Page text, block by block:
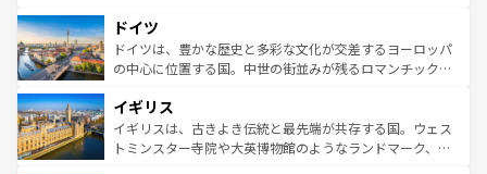
せる。地方によって風土や気候が異なるスペインはその個
性で訪れる人を魅了する。 なお、新着のスペイン情報は コ
ンテンツ一覧を参照してほしい。
で、幅広い魅力が詰まっている。華麗な宮殿、歴史的な大
聖堂、美しいビーチ、そして豊かな自然が、訪れる者を心
から魅了する。また、フランスは美食の国としても知ら
いる。シャンパンの発祥地であるランス、プロヴァンスの
香り高いラベンダー畑など、多彩な楽しみ方が可能だ。さ
らに、パリ以外の地域にも魅力が溢れており、どの街角に
ドイツ
ドイツは、豊かな歴史と多彩な文化が交差するヨーロッパ
の中心に位置する国。中世の街並みが残るロマンチック街
顔を持つこの国は、どこを歩いても飽きることがない。ベ
ルリンの文化的活気、バイエルン州のアルプスの絶景、そ
してライン川沿いのワイン畑といった風景は必見。ビール
イギリス
イギリスは、古きよき伝統と最先端が共存する国。ウェス
トミンスター寺院や大英博物館のようなランドマーク、歴